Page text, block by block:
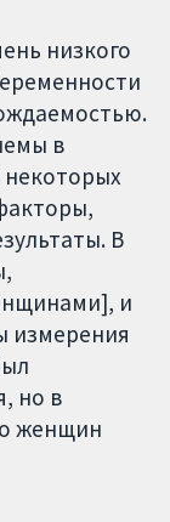
низкого
в
некоторых
В
и
измерения
но в
женщин